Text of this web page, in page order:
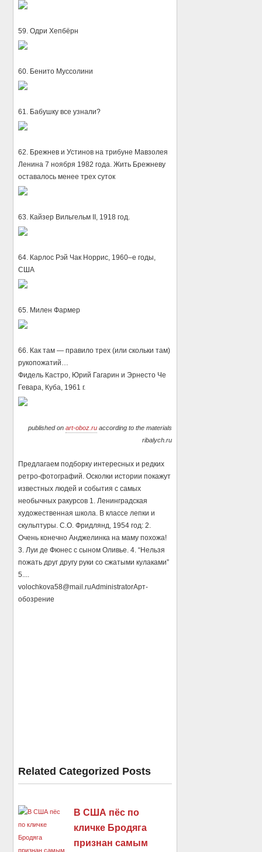
59. Одри Хепбёрн
60. Бенито Муссолини
61. Бабушку все узнали?
62. Брежнев и Устинов на трибуне Мавзолея
Ленина 7 ноября 1982 года. Жить Брежневу
оставалось менее трех суток
63. Кайзер Вильгельм II, 1918 год.
64. Карлос Рэй Чак Норрис, 1960–е годы,
США
65. Милен Фармер
66. Как там — правило трех (или скольки там)
рукопожатий…
Фидель Кастро, Юрий Гагарин и Эрнесто Че
Гевара, Куба, 1961 г.
published on art-oboz.ruaccording to the materials
ribalych.ru
Предлагаем подборку интересных и редких
ретро-фотографий. Осколки истории покажут
известных людей и события с самых
необычных ракурсов 1. Ленинградская
художественная школа. В классе лепки и
скульптуры. С.О. Фридлянд, 1954 год: 2.
Очень конечно Анджелинка на маму похожа!
3. Луи де Фюнес с сыном Оливье. 4. “Нельзя
пожать друг другу руки со сжатыми кулаками”
5....
volochkova58@mail.ruAdministratorАрт-
обозрение
Related Categorized Posts
В США пёс по
кличке Бродяга
признан самым